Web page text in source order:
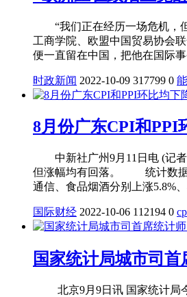
“我们正在经历一场危机，但
工商学院、欧盟中国贸易协会
便一直留在中国，把他在国际
时政新闻 2022-10-09 317799 0
8月份广东CPI和PPI
中新社广州9月11日电 (记者
但涨幅均有回落。 统计数据显
通信、食品烟酒分别上涨5.8%
国际财经 2022-10-06 112194 0
国家统计局城市司
北京9月9日讯 国家统计局今